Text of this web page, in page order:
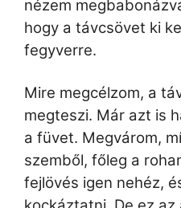
nézem
hogy a távcsövet ki
fegyverre.
Mire megcélzom, a
megteszi. Már azt is
a füvet. Megvárom,
szemből, főleg a
fejlövés igen nehéz,